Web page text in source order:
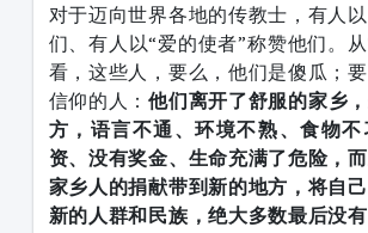
对于迈向世界各地的传教士，有人
们、有人以“爱的使者”称赞他们。
看，这些人，要么，他们是傻瓜；
信仰的人：他们离开了舒服的家乡
方，语言不通、环境不熟、食物
资、没有奖金、生命充满了危险，
家乡人的捐献带到新的地方，将自
新的人群和民族，绝大多数最后没